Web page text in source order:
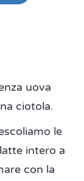
uova
ciotola.
le
intero a
con la